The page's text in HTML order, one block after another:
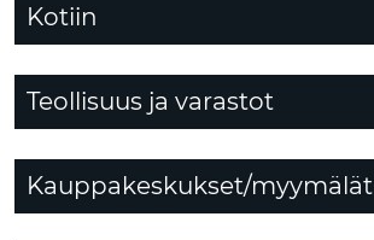
Kotiin
Teollisuus ja varastot
Kauppakeskukset/myymälät